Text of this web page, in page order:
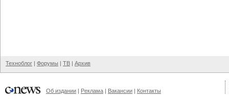
Техноблог | Форумы | ТВ | Архив
Об издании | Реклама | Вакансии | Контакты